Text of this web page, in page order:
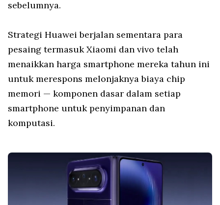
sebelumnya.
Strategi Huawei berjalan sementara para
pesaing termasuk Xiaomi dan vivo telah
menaikkan harga smartphone mereka tahun ini
untuk merespons melonjaknya biaya chip
memori — komponen dasar dalam setiap
smartphone untuk penyimpanan dan
komputasi.